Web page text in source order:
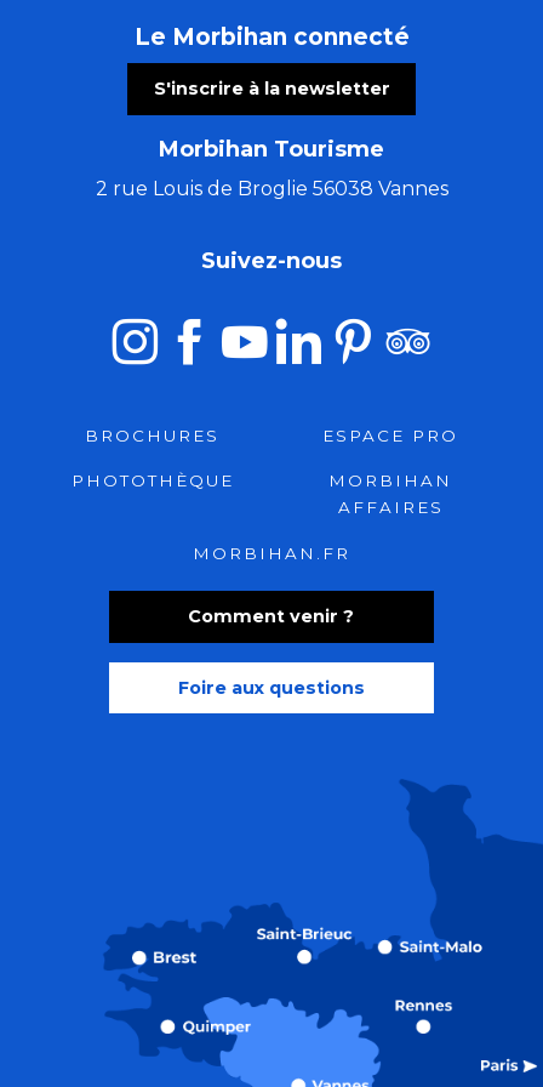
Le Morbihan connecté
S'inscrire à la newsletter
Morbihan Tourisme
2 rue Louis de Broglie 56038 Vannes
Comment venir ?
Foire aux questions
Suivez-nous
BROCHURES ESPACE PRO
PHOTOTHÈQUE
MORBIHAN
AFFAIRES
MORBIHAN.FR